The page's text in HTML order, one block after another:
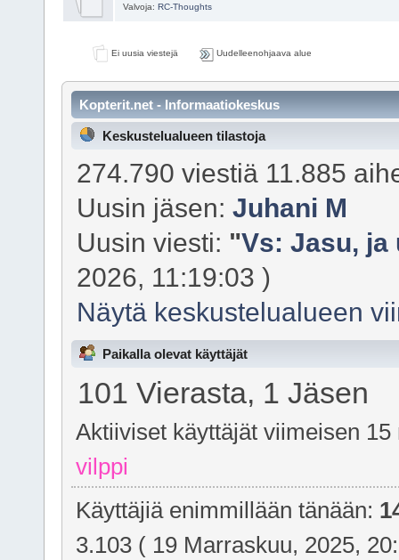
Valvoja: RC-Thoughts
Ei uusia viestejä Uudelleenohjaava alue
Kopterit.net - Informaatiokeskus
Keskustelualueen tilastoja
274.790 viestiä 11.885
Uusin jäsen:Juhani M
Uusin viesti: "Vs: Jasu, ja
2026, 11:19:03 )
Näytä keskustelualueen
Paikalla olevat käyttäjät
101 Vierasta, 1 Jäsen
Aktiiviset käyttäjät viimeisen 15
vilppi
Käyttäjiä enimmillään tänään:
3.103 ( 19 Marraskuu, 2025,